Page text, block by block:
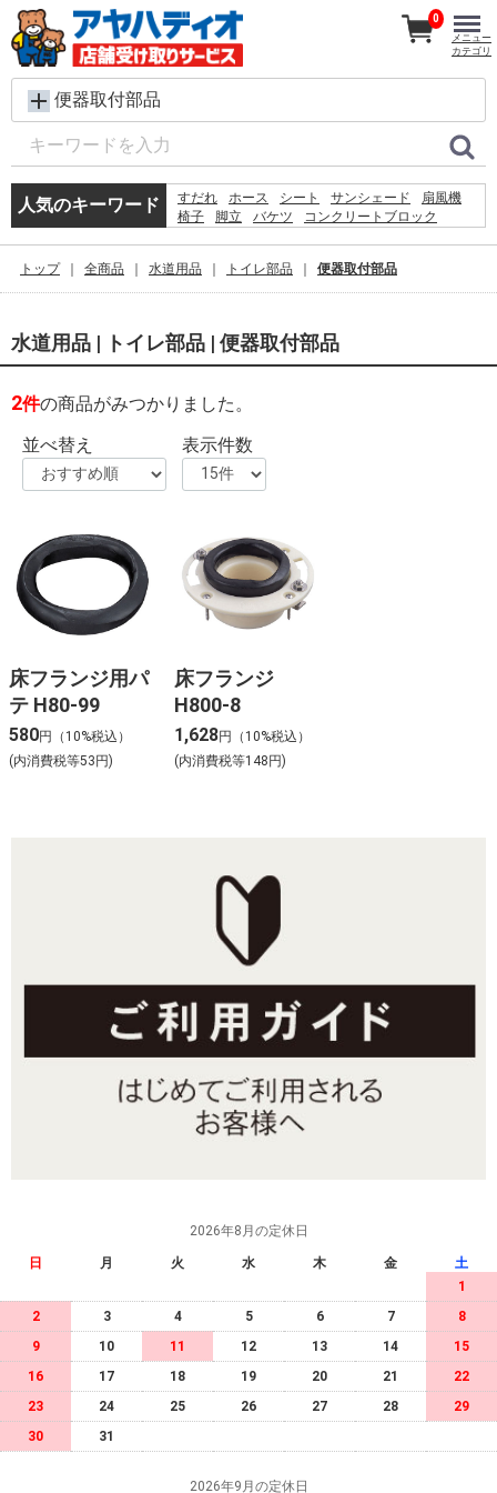
便器取付部品
人気のキーワード すだれ ホース シート サンシェード
扇風機
椅子
脚立 バケツ
コンクリートブロック
空調服
カーテン 踏み台 砂利
0
メニュー
カテゴリ
トップ 全商品 水道用品 トイレ部品 便器取付部品
水道用品 | トイレ部品 | 便器取付部品
2件の商品がみつかりました。
並べ替え
表示件数
床フランジ用パ
テ H80-99
580円（10%税込）
(内消費税等53円)
床フランジ
H800-8
1,628円（10%税込）
(内消費税等148円)
2026年8月の定休日
日 月 火 水 木 金
土
1
2
3 4 5 6 7
8
9
10 11 12 13 14
15
16
17 18 19 20 21
22
23
24 25 26 27 28
29
30
31
2026年9月の定休日